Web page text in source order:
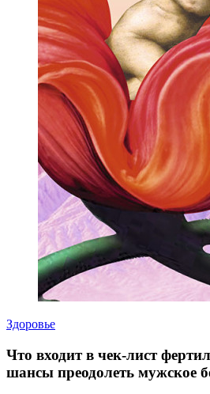
Здоровье
Что входит в чек-лист
шансы преодолеть мужское